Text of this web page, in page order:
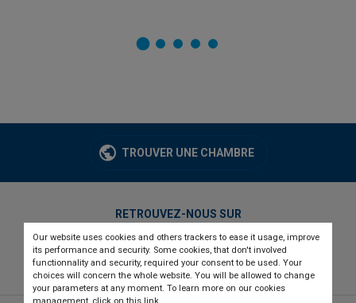
Our website uses cookies and others trackers to ease it usage, improve
its performance and security. Some cookies, that don't involved
functionnality and security, required your consent to be used. Your
choices will concern the whole website. You will be allowed to change
your parameters at any moment. To learn more on our cookies
management, click on this link
TROUVER UNE CHAMBRE
RETROUVEZ-NOUS SUR
twitterlinkedinyoutube